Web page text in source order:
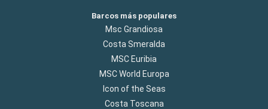
Barcos más populares
Msc Grandiosa
Costa Smeralda
MSC Euribia
MSC World Europa
Icon of the Seas
Costa Toscana